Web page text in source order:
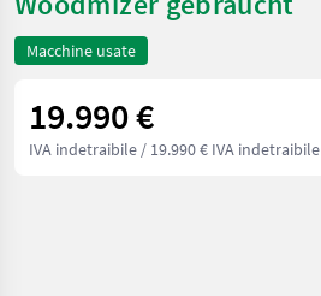
Macchine usate
19.990 €
IVA indetraibile / 19.990 € IVA indetraibile